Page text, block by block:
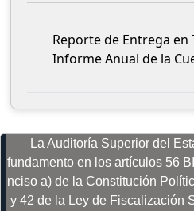
Reporte de Entrega en
Informe Anual de la
La Auditoría Superior del
fundamento en los artículos 56
inciso a) de la Constitución
y 42 de la Ley de Fiscalización